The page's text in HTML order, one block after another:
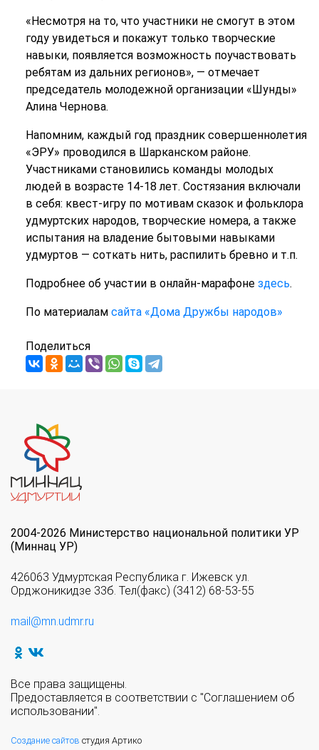
«Несмотря на то, что участники не смогут в этом
году увидеться и покажут только творческие
навыки, появляется возможность поучаствовать
ребятам из дальних регионов», — отмечает
председатель молодежной организации «Шунды»
Алина Чернова.
Напомним, каждый год праздник совершеннолетия
«ЭРУ» проводился в Шарканском районе.
Участниками становились команды молодых
людей в возрасте 14-18 лет. Состязания включали
в себя: квест-игру по мотивам сказок и фольклора
удмуртских народов, творческие номера, а также
испытания на владение бытовыми навыками
удмуртов — соткать нить, распилить бревно и т.п.
Подробнее об участии в онлайн-марафоне здесь.
По материалам сайта «Дома Дружбы народов»
Поделиться
2004-2026 Министерство национальной политики УР
(Миннац УР)
426063 Удмуртская Республика г. Ижевск ул.
Орджоникидзе 33б. Тел(факс) (3412) 68-53-55
mail@mn.udmr.ru
Все права защищены.
Предоставляется в соответствии с "Соглашением об
использовании".
Создание сайтов студия Артико